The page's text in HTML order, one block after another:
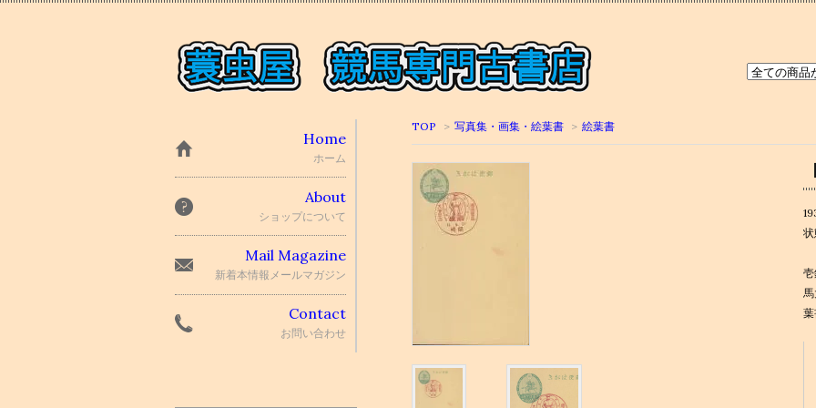
TOP > 写真集・画集・絵葉書 > 絵葉書
馬
Home
ホーム
About
ショップについて
Mail Magazine
新着本情報メールマガジン
Contact
お問い合わせ